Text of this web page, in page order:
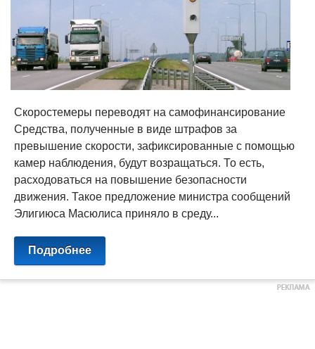
Скоростемеры переводят на самофинансирование
Средства, полученные в виде штрафов за
превышение скорости, зафиксированные с помощью
камер наблюдения, будут возращаться. То есть,
расходоваться на повышение безопасности
движения. Такое предложение министра сообщений
Элигиюса Масюлиса приняло в среду...
Подробнее